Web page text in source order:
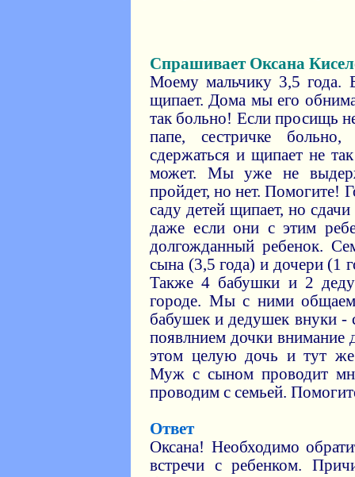
Спрашивает Оксана
Моему мальчику 3,5 года.
щипает. Дома мы его
так больно! Если просищь
папе, сестричке
сдержаться и щипает не
может. Мы уже не
пройдет, но нет. Помогите!
саду детей щипает, но
даже если они с этим
долгожданный ребенок.
сына (3,5 года) и дочери (1
Также 4 бабушки и 2
городе. Мы с ними
бабушек и дедушек внуки -
появлнием дочки внимание
этом целую дочь и тут же
Муж с сыном проводит
проводим с семьей.
Ответ
Оксана! Необходимо
встречи с ребенком.